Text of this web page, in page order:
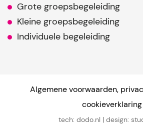
Grote groepsbegeleiding
Kleine groepsbegeleiding
Individuele begeleiding
Algemene voorwaarden,
cookieverklaring
tech: dodo.nl | design: